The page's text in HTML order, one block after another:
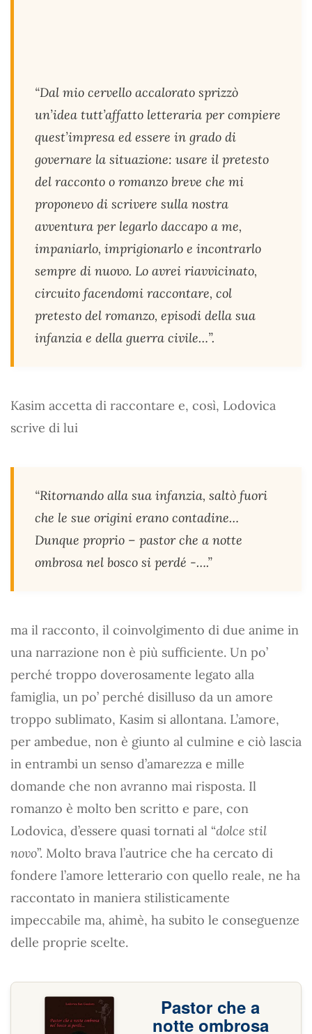
“Dal mio cervello accalorato sprizzò
un’idea tutt’affatto letteraria per compiere
quest’impresa ed essere in grado di
governare la situazione: usare il pretesto
del racconto o romanzo breve che mi
proponevo di scrivere sulla nostra
avventura per legarlo daccapo a me,
impaniarlo, imprigionarlo e incontrarlo
sempre di nuovo. Lo avrei riavvicinato,
circuito facendomi raccontare, col
pretesto del romanzo, episodi della sua
infanzia e della guerra civile…”.
Kasim accetta di raccontare e, così, Lodovica
scrive di lui
“Ritornando alla sua infanzia, saltò fuori
che le sue origini erano contadine…
Dunque proprio – pastor che a notte
ombrosa nel bosco si perdé -….”
ma il racconto, il coinvolgimento di due anime in
una narrazione non è più sufficiente. Un po’
perché troppo doverosamente legato alla
famiglia, un po’ perché disilluso da un amore
troppo sublimato, Kasim si allontana. L’amore,
per ambedue, non è giunto al culmine e ciò lascia
in entrambi un senso d’amarezza e mille
domande che non avranno mai risposta. Il
romanzo è molto ben scritto e pare, con
Lodovica, d’essere quasi tornati al “dolce stil
novo”. Molto brava l’autrice che ha cercato di
fondere l’amore letterario con quello reale, ne ha
raccontato in maniera stilisticamente
impeccabile ma, ahimè, ha subito le conseguenze
delle proprie scelte.
Pastor che a
notte ombrosa